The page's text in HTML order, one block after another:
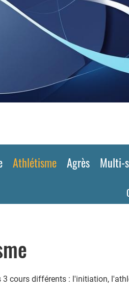
Athlétisme Agrès Multi-
3 cours différents : l'initiation,